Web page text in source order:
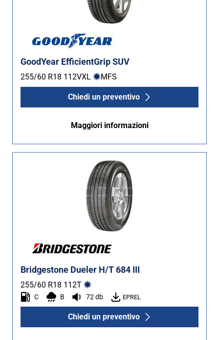
GoodYear EfficientGrip SUV
255/60 R18 112VXL MFS
Chiedi un preventivo
Maggiori informazioni
Bridgestone Dueler H/T 684 III
255/60 R18 112T
C B 72 db EPREL
Chiedi un preventivo